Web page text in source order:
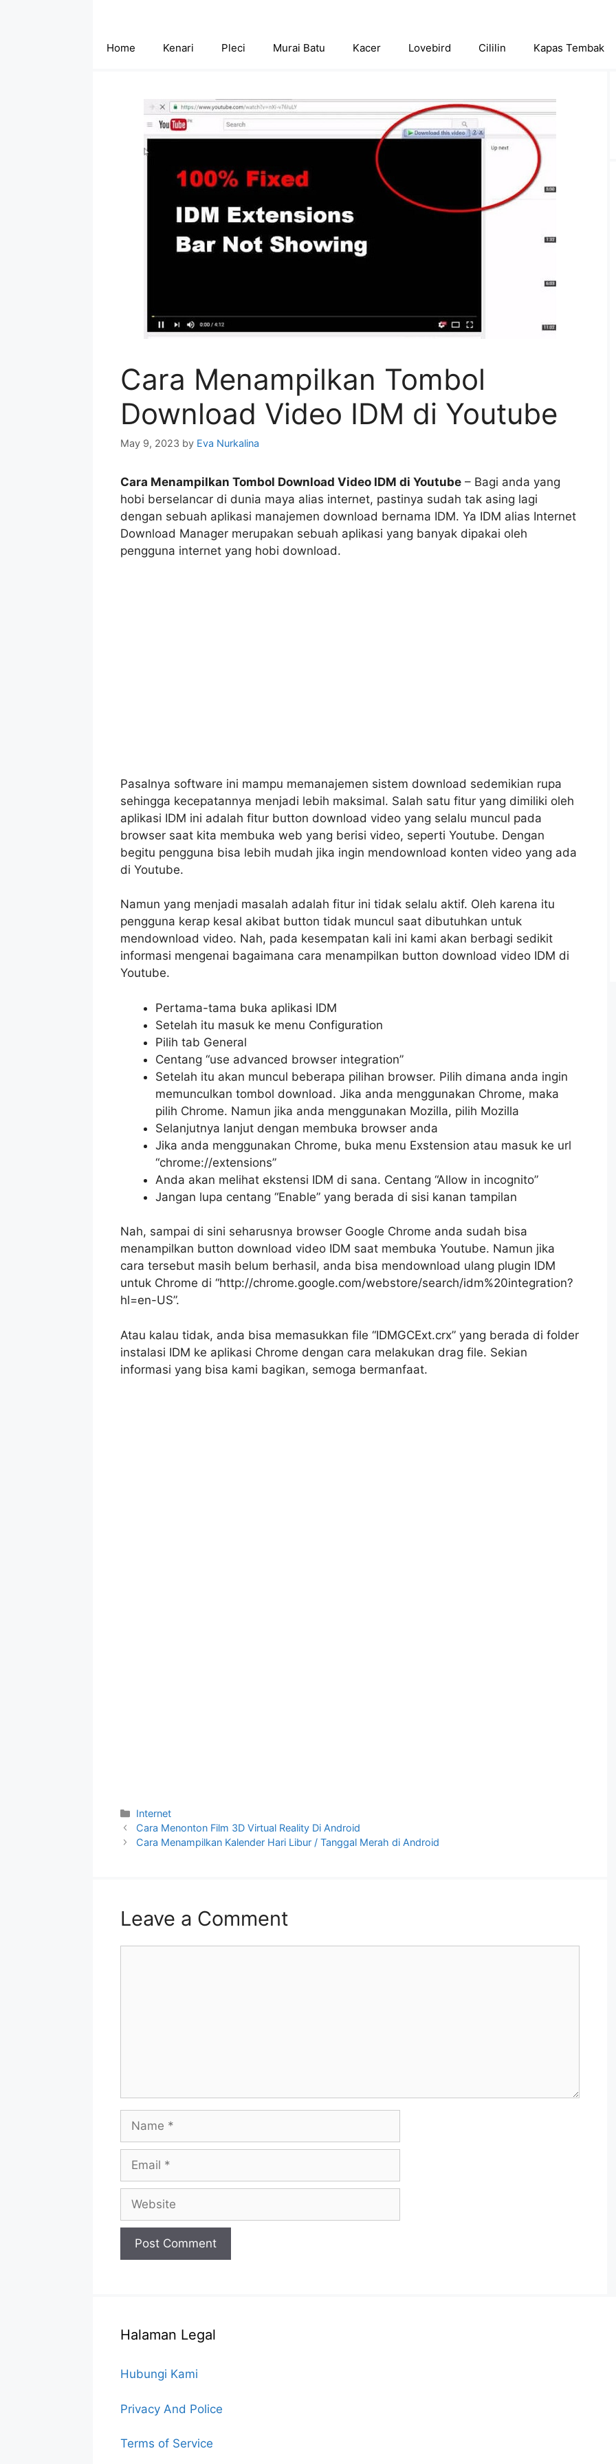
Home Kenari Pleci Murai Batu Kacer Lovebird Cililin Kapas Tembak
Cara Menampilkan Tombol
Download Video IDM di Youtube
May 9, 2023 by Eva Nurkalina
Cara Menampilkan Tombol Download Video IDM di Youtube– Bagi anda yang
hobi berselancar di dunia maya alias internet, pastinya sudah tak asing lagi
dengan sebuah aplikasi manajemen download bernama IDM. Ya IDM alias Internet
Download Manager merupakan sebuah aplikasi yang banyak dipakai oleh
pengguna internet yang hobi download.
Pasalnya software ini mampu memanajemen sistem download sedemikian rupa
sehingga kecepatannya menjadi lebih maksimal. Salah satu fitur yang dimiliki oleh
aplikasi IDM ini adalah fitur button download video yang selalu muncul pada
browser saat kita membuka web yang berisi video, seperti Youtube. Dengan
begitu pengguna bisa lebih mudah jika ingin mendownload konten video yang ada
di Youtube.
Namun yang menjadi masalah adalah fitur ini tidak selalu aktif. Oleh karena itu
pengguna kerap kesal akibat button tidak muncul saat dibutuhkan untuk
mendownload video. Nah, pada kesempatan kali ini kami akan berbagi sedikit
informasi mengenai bagaimana cara menampilkan button download video IDM di
Youtube.
Pertama-tama buka aplikasi IDM
Setelah itu masuk ke menu Configuration
Pilih tab General
Centang “use advanced browser integration”
Setelah itu akan muncul beberapa pilihan browser. Pilih dimana anda ingin
memunculkan tombol download. Jika anda menggunakan Chrome, maka
pilih Chrome. Namun jika anda menggunakan Mozilla, pilih Mozilla
Selanjutnya lanjut dengan membuka browser anda
Jika anda menggunakan Chrome, buka menu Exstension atau masuk ke url
“chrome://extensions”
Anda akan melihat ekstensi IDM di sana. Centang “Allow in incognito”
Jangan lupa centang “Enable” yang berada di sisi kanan tampilan
Nah, sampai di sini seharusnya browser Google Chrome anda sudah bisa
menampilkan button download video IDM saat membuka Youtube. Namun jika
cara tersebut masih belum berhasil, anda bisa mendownload ulang plugin IDM
untuk Chrome di “http://chrome.google.com/webstore/search/idm%20integration?
hl=en-US”.
Atau kalau tidak, anda bisa memasukkan file “IDMGCExt.crx” yang berada di folder
instalasi IDM ke aplikasi Chrome dengan cara melakukan drag file. Sekian
informasi yang bisa kami bagikan, semoga bermanfaat.
Categories
Internet
Cara Menonton Film 3D Virtual Reality Di Android
Cara Menampilkan Kalender Hari Libur / Tanggal Merah di Android
Leave a Comment
Name
Email
Website
Halaman Legal
Hubungi Kami
Privacy And Police
Terms of Service